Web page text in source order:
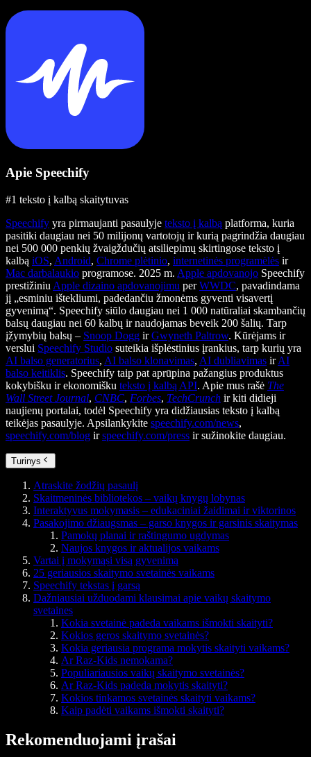
Apie Speechify
#1 teksto į kalbą skaitytuvas
Speechify yra pirmaujanti pasaulyje teksto į kalbą platforma, kuria
pasitiki daugiau nei 50 milijonų vartotojų ir kurią pagrindžia daugiau
nei 500 000 penkių žvaigždučių atsiliepimų skirtingose teksto į
kalbą iOS, Android, Chrome plėtinio, internetinės programėlės ir
Mac darbalaukio programose. 2025 m. Apple apdovanojo Speechify
prestižiniu Apple dizaino apdovanojimu perWWDC, pavadindama
jį „esminiu ištekliumi, padedančiu žmonėms gyventi visavertį
gyvenimą“. Speechify siūlo daugiau nei 1 000 natūraliai skambančių
balsų daugiau nei 60 kalbų ir naudojamas beveik 200 šalių. Tarp
įžymybių balsų – Snoop Dogg irGwyneth Paltrow. Kūrėjams ir
verslui Speechify Studio suteikia išplėstinius įrankius, tarp kurių yra
AI balso generatorius, AI balso klonavimas, AI dubliavimas irAI
balso keitiklis. Speechify taip pat aprūpina pažangius produktus
kokybišku ir ekonomišku teksto į kalbą API. Apie mus rašė The
Wall Street Journal, CNBC, Forbes, TechCrunch ir kiti didieji
naujienų portalai, todėl Speechify yra didžiausias teksto į kalbą
teikėjas pasaulyje. Apsilankykite speechify.com/news,
speechify.com/blog irspeechify.com/press ir sužinokite daugiau.
Turinys
Atraskite žodžių pasaulį
Skaitmeninės bibliotekos – vaikų knygų lobynas
Interaktyvus mokymasis – edukaciniai žaidimai ir viktorinos
Pasakojimo džiaugsmas – garso knygos ir garsinis skaitymas
Pamokų planai ir raštingumo ugdymas
Naujos knygos ir aktualijos vaikams
Vartai į mokymąsi visą gyvenimą
25 geriausios skaitymo svetainės vaikams
Speechify tekstas į garsą
Dažniausiai užduodami klausimai apie vaikų skaitymo
svetaines
Kokia svetainė padeda vaikams išmokti skaityti?
Kokios geros skaitymo svetainės?
Kokia geriausia programa mokytis skaityti vaikams?
Ar Raz-Kids nemokama?
Populiariausios vaikų skaitymo svetainės?
Ar Raz-Kids padeda mokytis skaityti?
Kokios tinkamos svetainės skaityti vaikams?
Kaip padėti vaikams išmokti skaityti?
Rekomenduojami įrašai